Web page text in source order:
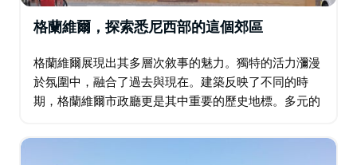
格蘭維爾，探索悉尼西部的這個郊區
格蘭維爾展現出其多層次敘事的魅力。獨特的活力瀰漫
於氛圍中，融合了過去與現在。建築反映了不同的時
期，格蘭維爾市政廳更是其中重要的歷史地標。多元的
合。該地區提供豐富多彩的體驗…